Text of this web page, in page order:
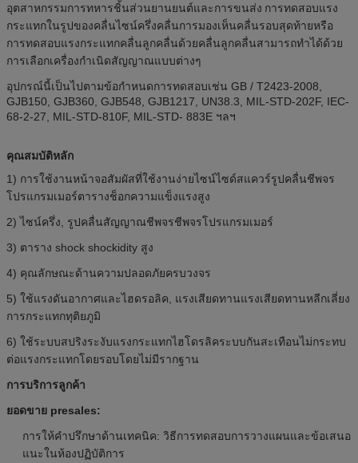
อุตสาหกรรมการทหารชิ้นส่วนยานยนต์และการขนส่ง การทดสอบแรง
กระแทกในรูปของคลื่นไซน์ครึ่งคลื่นการมองเห็นคลื่นรอบสุดท้ายหรือ
การทดสอบแรงกระแทกคลื่นลูกคลื่นด้วยคลื่นลูกคลื่นสามารถทำได้ด้วย
การเลือกเครื่องกำเนิดสัญญาณแบบต่างๆ
อุปกรณ์นี้เป็นไปตามข้อกำหนดการทดสอบเช่น GB / T2423-2008,
GJB150, GJB360, GJB548, GJB1217, UN38.3, MIL-STD-202F, IEC-
68-2-27, MIL-STD-810F, MIL-STD- 883E ฯลฯ
คุณสมบัติหลัก
1) การใช้งานหน้าจอสัมผัสที่ใช้งานง่ายไซน์ไซด์สแควร์รูปคลื่นชีพจร
โปรแกรมเมอร์ตารางช็อกความแข็งแรงสูง
2) ไซน์ครึ่ง, รูปคลื่นสัญญาณชีพจรชีพจรโปรแกรมเมอร์
3) ตาราง shock shockidity สูง
4) คุณลักษณะด้านความปลอดภัยครบวงจร
5) ใช้แรงดันอากาศและไฮดรอลิค, แรงเสียดทานแรงเสียดทานหลีกเลี่ยง
การกระแทกทุติยภูมิ
6) ใช้ระบบสปริงระงับแรงกระแทกไฮโดรลิคระบบกันสะเทือนไม่กระทบ
ต่อแรงกระแทกโดยรอบโดยไม่มีรากฐาน
การบริการลูกค้า
ยอดขาย presales:
การให้คำปรึกษาด้านเทคนิค: วิธีการทดสอบการวางแผนและข้อเสนอ
แนะในห้องปฏิบัติการ